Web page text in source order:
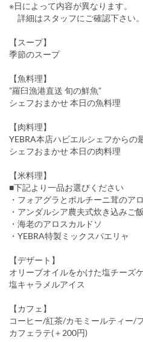
※日によって内容が異なります。
詳細はスタッフにご確認下さい。
【スープ】
季節のスープ
【魚料理】
”羅臼漁港直送 旬の鮮魚”
シェフおまかせ 本日の魚料理
【肉料理】
YEBRA本店ハビエルシェフからの
シェフおまかせ 本日の肉料理
【米料理】
■下記より一品お選びください
・フォアグラとポルチーニ茸のア
・アンダルシア農夫式炊き込みご飯
・海老のアロスカルドソ
・YEBRA特製ミックスパエリャ
【デザート】
オリーブオイルをかけた塩チーズ
塩キャラメルアイス
【カフェ】
コーヒー/紅茶/カモミールティー/
カフェラテ(＋200円)